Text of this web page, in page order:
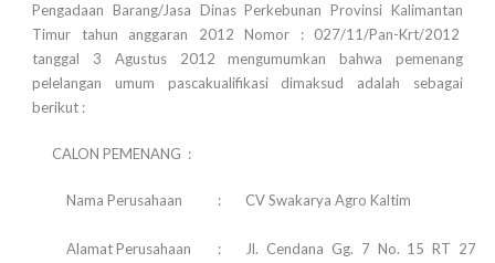
Pengadaan Barang/Jasa Dinas Perkebunan Provinsi Kalimantan
Timur tahun anggaran 2012 Nomor : 027/11/Pan-Krt/2012
tanggal 3 Agustus 2012 mengumumkan bahwa pemenang
pelelangan umum pascakualifikasi dimaksud adalah sebagai
berikut :
CALON PEMENANG :
Nama Perusahaan
Alamat Perusahaan
:
:
CV Swakarya Agro Kaltim
Jl. Cendana Gg. 7 No. 15 RT 27